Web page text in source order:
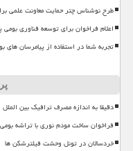
طرح نوشناس چتر حمایت معاونت علمی
اعلام فراخوان برای توسعه فناوری
تجربه شما در استفاده از پیامرسان های
دقیقا به اندازه مصرف ترافیک بین
فراخوان ساخت مودم نوری با تراشه
خردسالان در تونل وحشت فیلترشکن ها